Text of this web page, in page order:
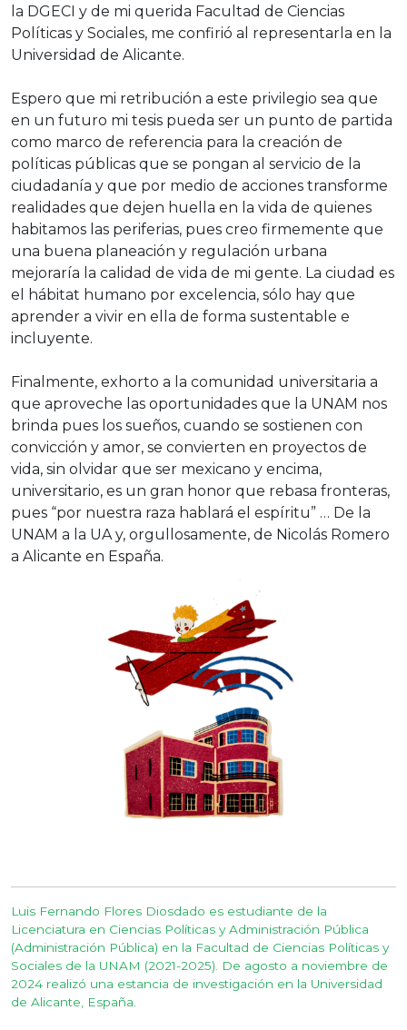
la DGECI y de mi querida Facultad de Ciencias
Políticas y Sociales, me confirió al representarla en la
Universidad de Alicante.
Espero que mi retribución a este privilegio sea que
en un futuro mi tesis pueda ser un punto de partida
como marco de referencia para la creación de
políticas públicas que se pongan al servicio de la
ciudadanía y que por medio de acciones transforme
realidades que dejen huella en la vida de quienes
habitamos las periferias, pues creo firmemente que
una buena planeación y regulación urbana
mejoraría la calidad de vida de mi gente. La ciudad es
el hábitat humano por excelencia, sólo hay que
aprender a vivir en ella de forma sustentable e
incluyente.
Finalmente, exhorto a la comunidad universitaria a
que aproveche las oportunidades que la UNAM nos
brinda pues los sueños, cuando se sostienen con
convicción y amor, se convierten en proyectos de
vida, sin olvidar que ser mexicano y encima,
universitario, es un gran honor que rebasa fronteras,
pues “por nuestra raza hablará el espíritu” … De la
UNAM a la UA y, orgullosamente, de Nicolás Romero
a Alicante en España.
Luis Fernando Flores Diosdado es estudiante de la
Licenciatura en Ciencias Políticas y Administración Pública
(Administración Pública) en la Facultad de Ciencias Políticas y
Sociales de la UNAM (2021-2025). De agosto a noviembre de
2024 realizó una estancia de investigación en la Universidad
de Alicante, España.